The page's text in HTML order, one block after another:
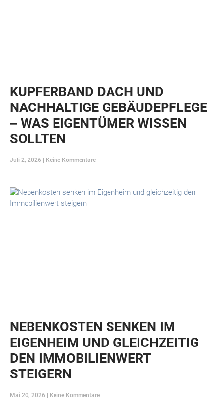
KUPFERBAND DACH UND
NACHHALTIGE GEBÄUDEPFLEGE
– WAS EIGENTÜMER WISSEN
SOLLTEN
Juli 2, 2026 Keine Kommentare
NEBENKOSTEN SENKEN IM
EIGENHEIM UND GLEICHZEITIG
DEN IMMOBILIENWERT
STEIGERN
Mai 20, 2026 Keine Kommentare